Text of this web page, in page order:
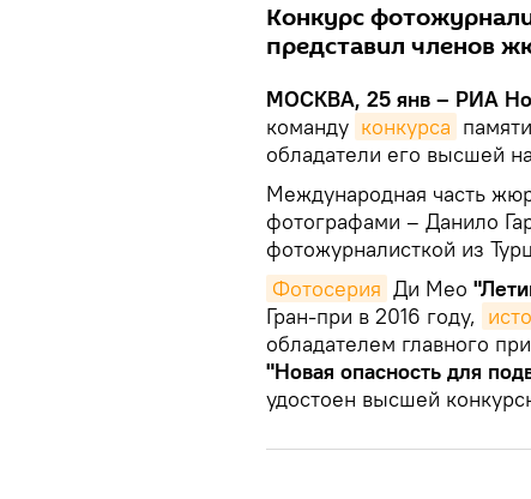
Конкурс
представил членов
МОСКВА, 25 янв – РИА
команду конкурса
обладатели его высшей
Международная часть
фотографами – Данило
фотожурналисткой из
Фотосерия Ди Мео
Гран-при в 2016 году,
обладателем главного
"Новая опасность для
удостоен высшей